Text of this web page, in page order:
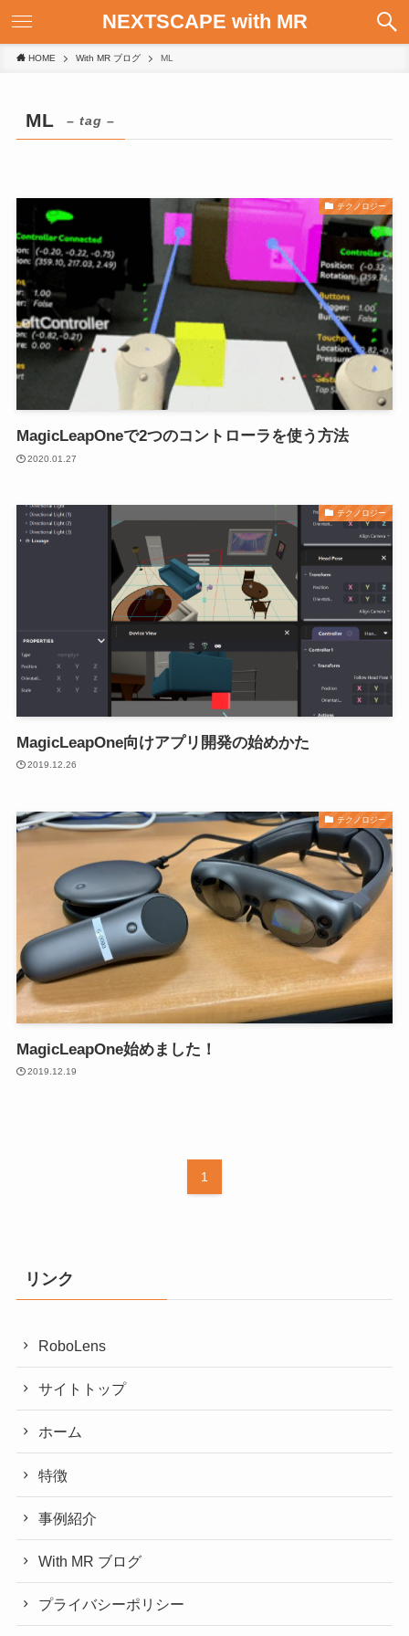
NEXTSCAPE with MR
HOME With MR ブログ ML
ML – tag –
テクノロジー
MagicLeapOneで2つのコントローラを使う方法
2020.01.27
テクノロジー
MagicLeapOne向けアプリ開発の始めかた
2019.12.26
テクノロジー
MagicLeapOne始めました！
2019.12.19
1
リンク
RoboLens
サイトトップ
ホーム
特徴
事例紹介
With MR ブログ
プライバシーポリシー